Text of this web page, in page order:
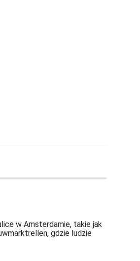
w Amsterdamie, takie jak
gdzie ludzie